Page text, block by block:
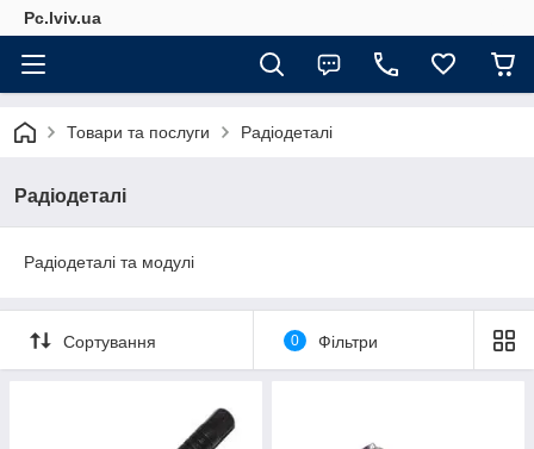
Pc.lviv.ua
Товари та послуги Радіодеталі
Радіодеталі
Радіодеталі та модулі
Сортування 0 Фільтри